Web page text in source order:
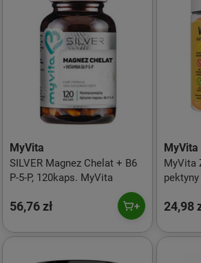
MyVita
SILVER Magnez Chelat + B6
P-5-P, 120kaps. MyVita
56,76 zł
MyVita
MyVita
24,98